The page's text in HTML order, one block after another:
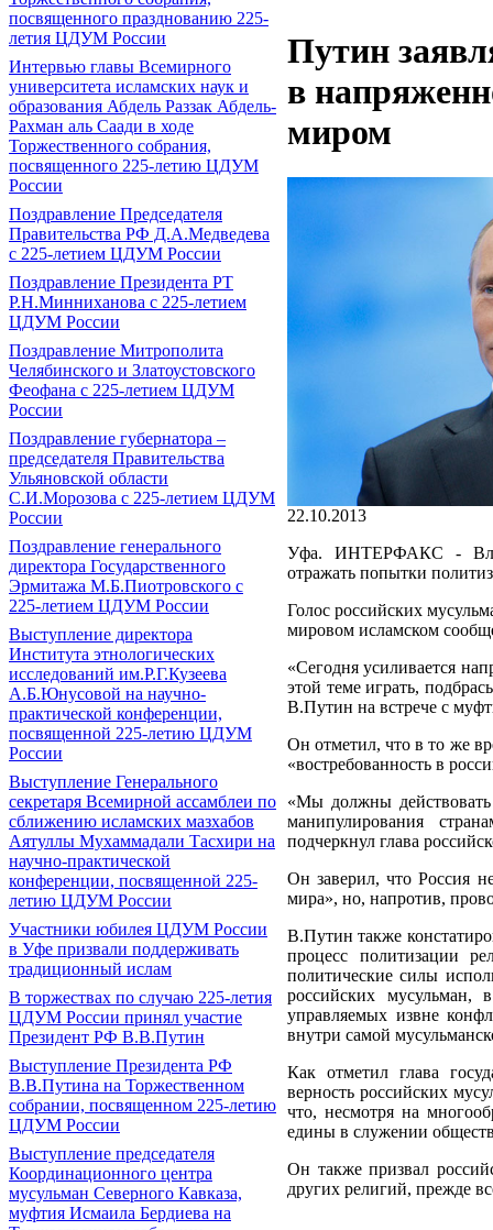
посвященного празднованию 225-
летия ЦДУМ России
Интервью главы Всемирного
университета исламских наук и
образования Абдель Раззак Абдель-
Рахман аль Саади в ходе
Торжественного собрания,
посвященного 225-летию ЦДУМ
России
Поздравление Председателя
Правительства РФ Д.А.Медведева
с 225-летием ЦДУМ России
Поздравление Президента РТ
Р.Н.Минниханова с 225-летием
ЦДУМ России
Поздравление Митрополита
Челябинского и Златоустовского
Феофана с 225-летием ЦДУМ
России
Поздравление губернатора ‒
председателя Правительства
Ульяновской области
С.И.Морозова с 225-летием ЦДУМ
России
Поздравление генерального
директора Государственного
Эрмитажа М.Б.Пиотровского с
225-летием ЦДУМ России
Выступление директора
Института этнологических
исследований им.Р.Г.Кузеева
А.Б.Юнусовой на научно-
практической конференции,
посвященной 225-летию ЦДУМ
России
Выступление Генерального
секретаря Всемирной ассамблеи по
сближению исламских мазхабов
Аятуллы Мухаммадали Тасхири на
научно-практической
конференции, посвященной 225-
летию ЦДУМ России
Участники юбилея ЦДУМ России
в Уфе призвали поддерживать
традиционный ислам
В торжествах по случаю 225-летия
ЦДУМ России принял участие
Президент РФ В.В.Путин
Выступление Президента РФ
В.В.Путина на Торжественном
собрании, посвященном 225-летию
ЦДУМ России
Выступление председателя
Координационного центра
мусульман Северного Кавказа,
муфтия Исмаила Бердиева на
Путин
в
миром
22.10.2013
Уфа. ИНТЕРФАКС -
отражать попытки
Голос российских
мировом исламском
«Сегодня усиливается
этой теме играть,
В.Путин на встрече с
Он отметил, что в то же
«востребованность в
«Мы должны действовать
манипулирования
подчеркнул глава
Он заверил, что Россия
мира», но, напротив,
В.Путин также
процесс политизации
политические силы
российских мусульман,
управляемых извне
внутри самой
Как отметил глава
верность российских
что, несмотря на
едины в служении
Он также призвал
других религий, прежде